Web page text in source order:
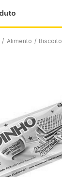
/ Alimento / Biscoito